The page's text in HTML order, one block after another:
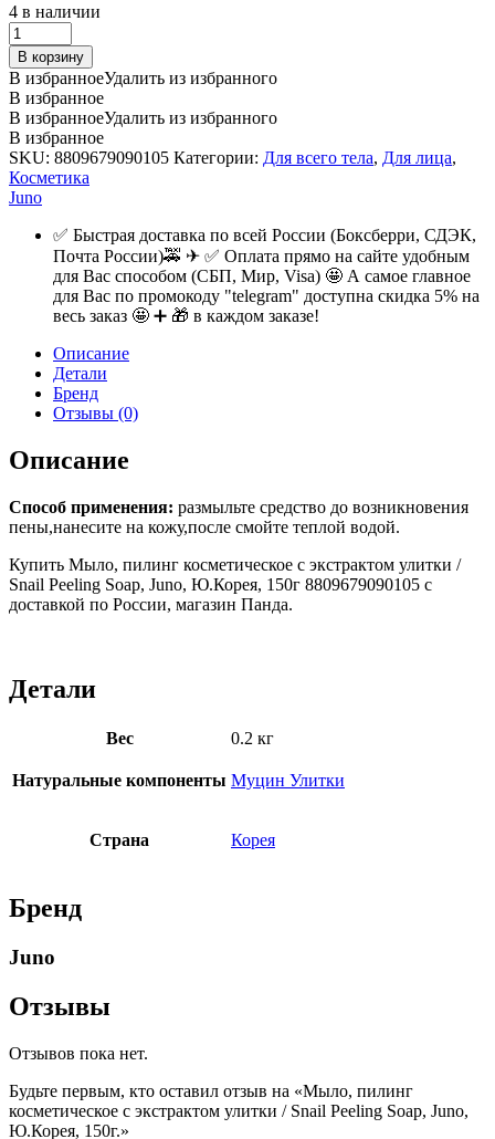
4 в наличии
Мыло,
пилинг
косметическое
с
экстрактом
улитки
/
Snail
Peeling
Soap,
Juno,
Ю.Корея,
quantity
В корзину
В избранноеУдалить из избранного
В избранное
В избранноеУдалить из избранного
В избранное
SKU: 8809679090105 Категории: Для всего тела, Для лица,
Косметика
Juno
✅ Быстрая доставка по всей России (Боксберри, СДЭК,
Почта России)🚕 ✈ ✅ Оплата прямо на сайте удобным
для Вас способом (СБП, Мир, Visa) 🤩 А самое главное
для Вас по промокоду "telegram" доступна скидка 5% на
весь заказ 🤩 ➕ 🎁 в каждом заказе!
Описание
Детали
Бренд
Отзывы (0)
Описание
Способ применения: размыльте средство до возникновения
пены,нанесите на кожу,после смойте теплой водой.
Купить Мыло, пилинг косметическое с экстрактом улитки /
Snail Peeling Soap, Juno, Ю.Корея, 150г 8809679090105 с
доставкой по России, магазин Панда.
Детали
Вес 0.2 кг
Натуральные компоненты Муцин Улитки
Страна Корея
Бренд
Juno
Отзывы
Отзывов пока нет.
Будьте первым, кто оставил отзыв на «Мыло, пилинг
косметическое с экстрактом улитки / Snail Peeling Soap, Juno,
Ю.Корея, 150г.»